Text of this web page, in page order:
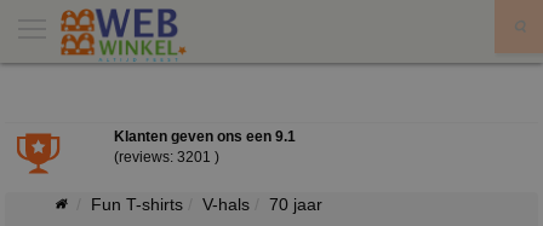
Klanten geven ons een 9.1
(reviews: 3201 )
Fun T-shirts V-hals 70 jaar